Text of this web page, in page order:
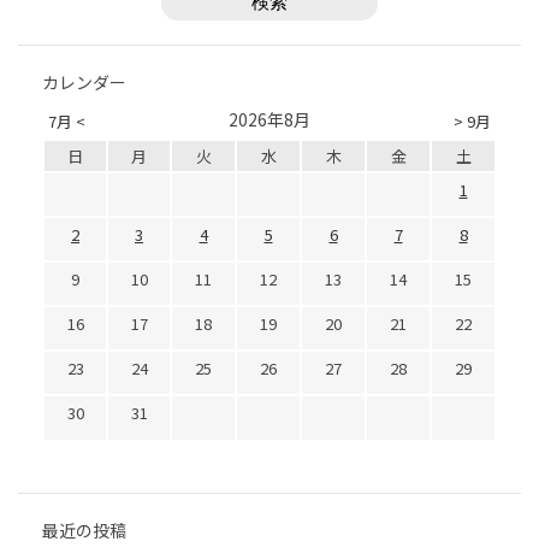
カレンダー
7月 < > 9月
2026年8月
日 月 火 水 木 金
土
1
2
3 4 5 6 7
8
9
10 11 12 13 14
15
16
17 18 19 20 21
22
23
24 25 26 27 28
29
30
31
最近の投稿